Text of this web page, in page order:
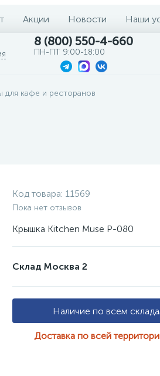
Акции Новости Наши
8 (800) 550-4-660
ПН-ПТ 9:00-18:00
для кафе и ресторанов
Код товара: 11569
Пока нет отзывов
Крышка Kitchen Muse P-080
Склад Москва 2
Наличие по всем
Доставка по всей